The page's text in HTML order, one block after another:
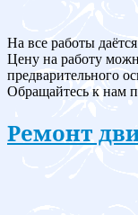
На все работы
Цену на работу
предварительного
Обращайтесь к нам
Ремонт